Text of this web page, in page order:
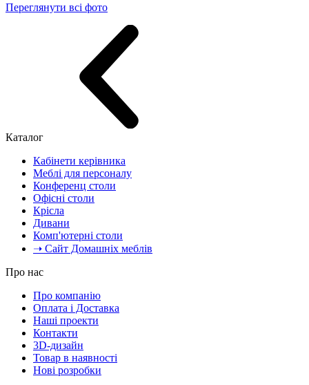
Переглянути всі фото
Каталог
Кабінети керівника
Меблі для персоналу
Конференц столи
Офісні столи
Крісла
Дивани
Комп'ютерні столи
➝ Сайт Домашніх меблів
Про нас
Про компанію
Оплата і Доставка
Наші проекти
Контакти
3D-дизайн
Товар в наявності
Нові розробки